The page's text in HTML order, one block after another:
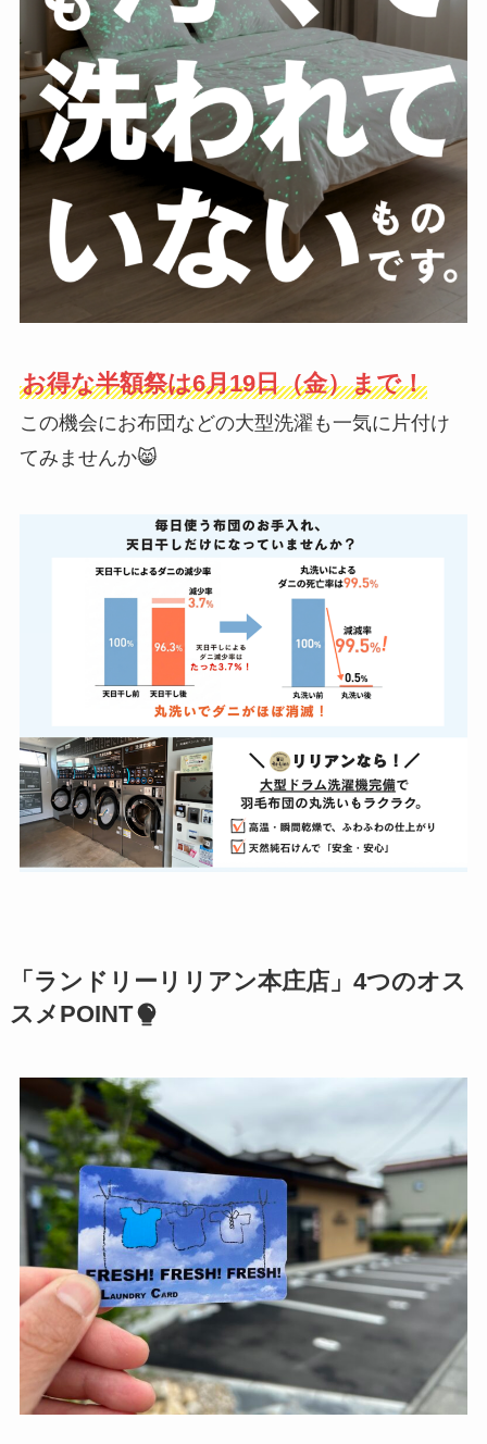
お得な半額祭は6月19日（金）まで！
この機会にお布団などの大型洗濯も一気に片付け
てみませんか😸
「ランドリーリリアン本庄店」4つのオス
スメPOINT